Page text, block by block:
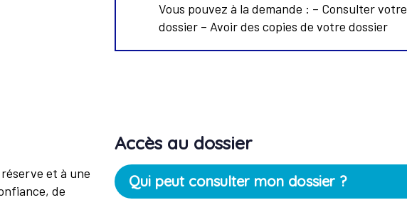
Vous pouvez à la demande : – Consulter votre
dossier – Avoir des copies de votre dossier
et à une
de
Accès au dossier
Qui peut consulter mon dossier ?